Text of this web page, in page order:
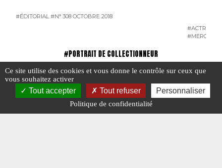
#ÉDITORIAL #N° 308 OCTOBRE 2018
#ACTROS
#MERCEDES
#PORTRAIT DE COLLECTIONNEUR
Ce site utilise des cookies et vous donne le contrôle sur ceux que
vous souhaitez activer
Tout accepter Tout refuser Personnaliser
Politique de confidentialité